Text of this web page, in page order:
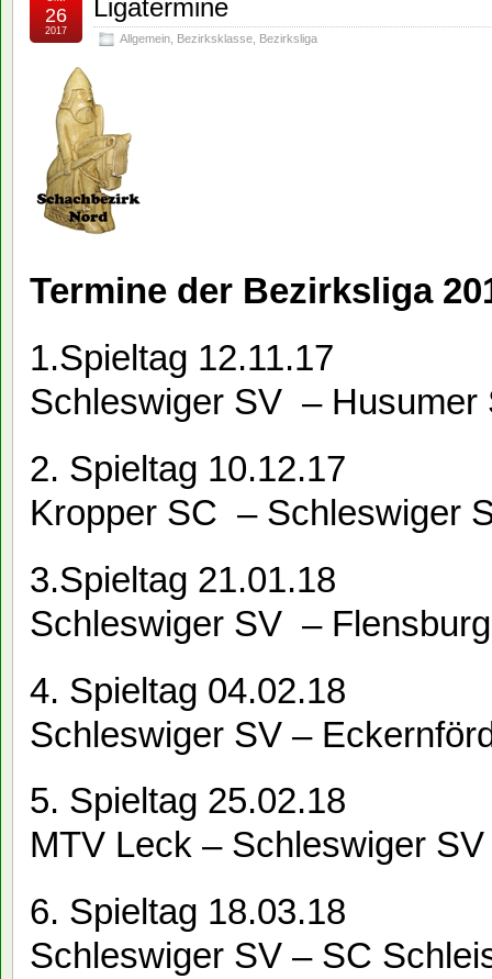
Ligatermine
Allgemein Bezirksklasse Bezirksliga
26
2017
Termine der Bezirksliga
1.Spieltag 12.11.17
Schleswiger SV – Husumer
2. Spieltag 10.12.17
Kropper SC – Schleswiger
3.Spieltag 21.01.18
Schleswiger SV –
4. Spieltag 04.02.18
Schleswiger SV –
5. Spieltag 25.02.18
MTV Leck – Schleswiger SV
6. Spieltag 18.03.18
Schleswiger SV – SC